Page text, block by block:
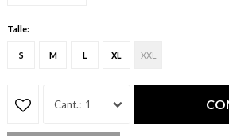
Talle:
S M L XL XXL
1